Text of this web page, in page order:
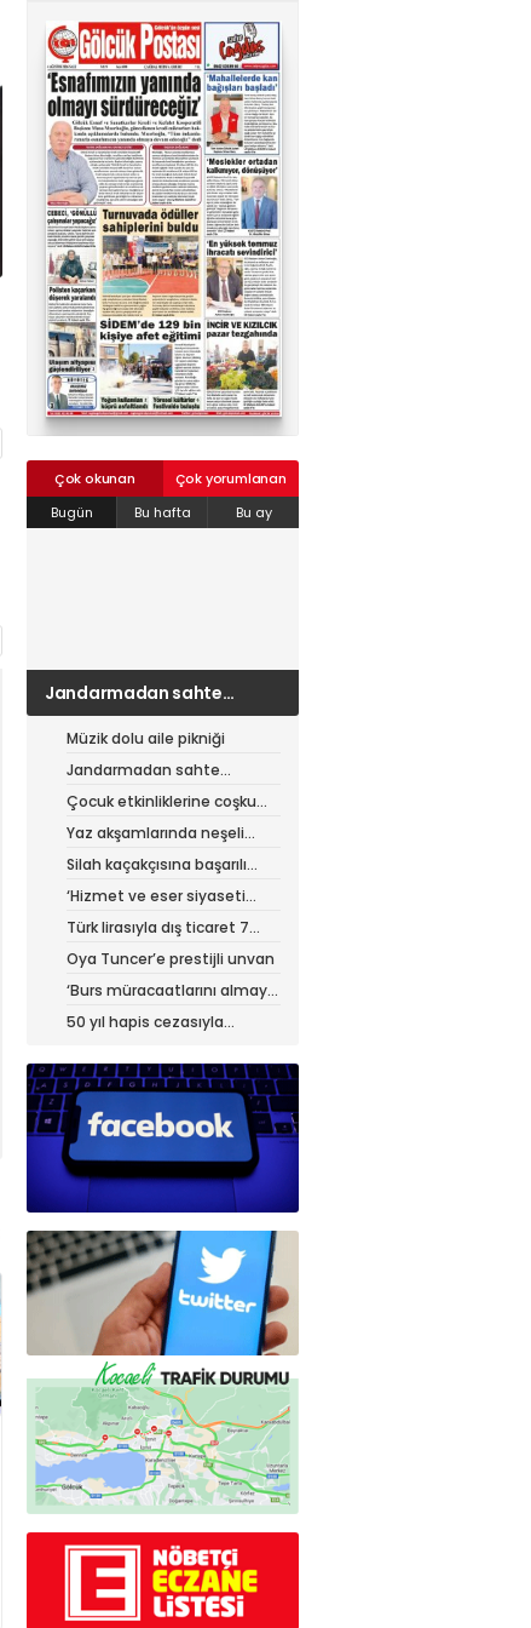
Çok okunan
Çok yorumlanan
Bugün
Bu hafta Bu ay
Jandarmadan sahte
çantacılara darbe
Müzik dolu aile pikniği
Jandarmadan sahte
çantacılara darbe
Çocuk etkinliklerine coşku
dolu final
Yaz akşamlarında neşeli
etkinlikler
Silah kaçakçısına başarılı
operasyon
‘Hizmet ve eser siyaseti
yapıyoruz’
Türk lirasıyla dış ticaret 7
ayda 900 milyar lirayı aştı
Oya Tuncer’e prestijli unvan
‘Burs müracaatlarını almaya
başladık’
50 yıl hapis cezasıyla
02624132333
haber@golcukpostasi.com